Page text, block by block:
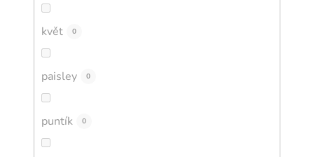
květ 0
paisley 0
puntík 0